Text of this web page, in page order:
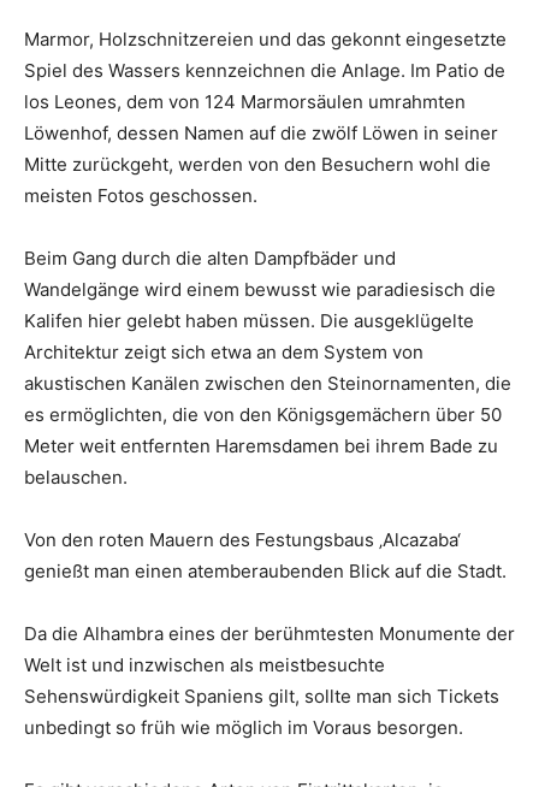
Marmor, Holzschnitzereien und das gekonnt eingesetzte
Spiel des Wassers kennzeichnen die Anlage. Im Patio de
los Leones, dem von 124 Marmorsäulen umrahmten
Löwenhof, dessen Namen auf die zwölf Löwen in seiner
Mitte zurückgeht, werden von den Besuchern wohl die
meisten Fotos geschossen.
Beim Gang durch die alten Dampfbäder und
Wandelgänge wird einem bewusst wie paradiesisch die
Kalifen hier gelebt haben müssen. Die ausgeklügelte
Architektur zeigt sich etwa an dem System von
akustischen Kanälen zwischen den Steinornamenten, die
es ermöglichten, die von den Königsgemächern über 50
Meter weit entfernten Haremsdamen bei ihrem Bade zu
belauschen.
Von den roten Mauern des Festungsbaus ‚Alcazaba‘
genießt man einen atemberaubenden Blick auf die Stadt.
Da die Alhambra eines der berühmtesten Monumente der
Welt ist und inzwischen als meistbesuchte
Sehenswürdigkeit Spaniens gilt, sollte man sich Tickets
unbedingt so früh wie möglich im Voraus besorgen.